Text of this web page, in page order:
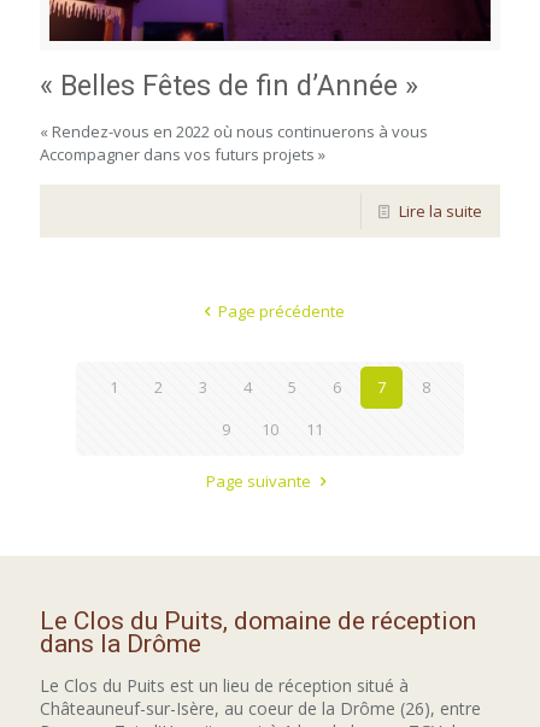
« Belles Fêtes de fin d’Année »
« Rendez-vous en 2022 où nous continuerons à vous
Accompagner dans vos futurs projets »
Lire la suite
Page précédente
1 2 3 4 5 6 7
8
9
10 11
Page suivante
Le Clos du Puits, domaine de réception
dans la Drôme
Le Clos du Puits est un lieu de réception situé à
Châteauneuf-sur-Isère, au coeur de la Drôme (26), entre